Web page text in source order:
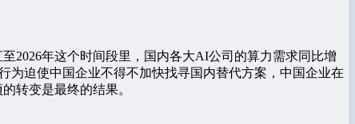
2026年这个时间段里，国内各大AI公司的算力需求同比增
为迫使中国企业不得不加快找寻国内替代方案，中国企业在
转变是最终的结果。